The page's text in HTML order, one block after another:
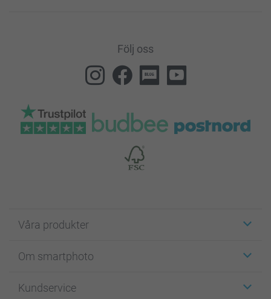
Följ oss
Våra produkter
Fotokort
Fotoböcker
Om smartphoto
För affiliates
Kundservice